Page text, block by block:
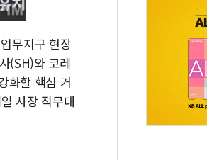
무지구 현장
(SH)와 코레
화할 핵심 거
사장 직무대